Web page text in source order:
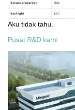
Aku tidak tahu.
Pusat R&D kami